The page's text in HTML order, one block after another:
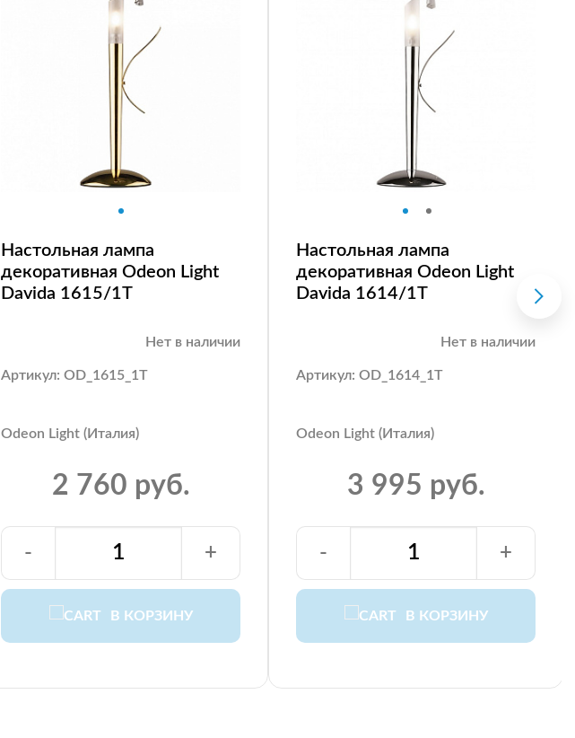
Настольная лампа
декоративная Odeon Light
Davida 1615/1T
Нет в наличии
Артикул: OD_1615_1T
Odeon Light (Италия)
2 760 руб.
В КОРЗИНУ
- +
Настольная лампа
декоративная Odeon Light
Davida 1614/1T
Нет в наличии
Артикул: OD_1614_1T
Odeon Light (Италия)
3 995 руб.
В КОРЗИНУ
- +